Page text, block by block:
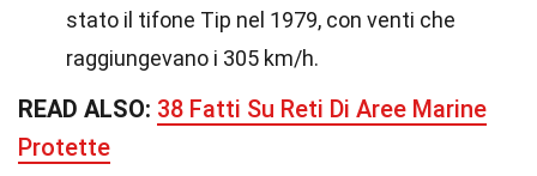
stato il tifone Tip nel 1979, con venti che
raggiungevano i 305 km/h.
READ ALSO: 38 Fatti Su Reti Di Aree Marine
Protette